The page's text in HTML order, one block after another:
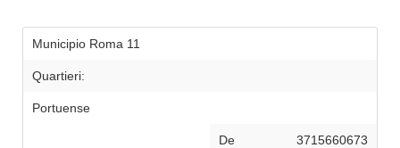
Municipio Roma 11
Quartieri:
Portuense
De
3715660673